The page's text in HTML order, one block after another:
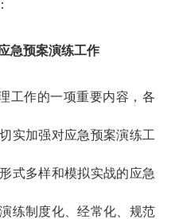
急预案演练工作
工作的一项重要内容，各
实加强对应急预案演练工
式多样和模拟实战的应急
练制度化、经常化、规范